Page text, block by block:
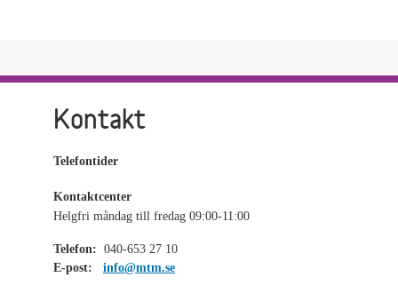
Kontakt
Telefontider
Kontaktcenter
Helgfri måndag till fredag 09:00-11:00
Telefon: 040-653 27 10
E-post:
info@mtm.se